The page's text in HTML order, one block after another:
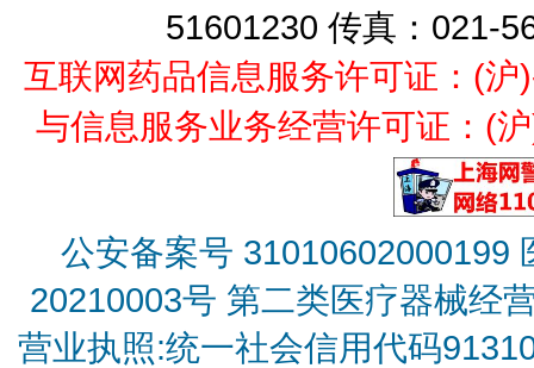
51601230 传真：021-
互联网药品信息服务许可证：(
与信息服务业务经营许可证：(
公安备案号 31010602000199
20210003号 第二类医疗器械经
营业执照:统一社会信用代码